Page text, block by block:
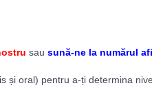
sau sună-ne la numărul
și oral) pentru a-ți determina